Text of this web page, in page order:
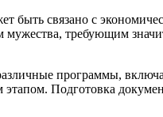
быть связано с
мужества, требующим
программы,
Подготовка